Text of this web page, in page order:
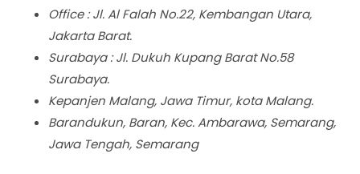
Office : Jl. Al Falah No.22, Kembangan Utara,
Jakarta Barat.
Surabaya : Jl. Dukuh Kupang Barat No.58
Surabaya.
Kepanjen Malang, Jawa Timur, kota Malang.
Barandukun, Baran, Kec. Ambarawa, Semarang,
Jawa Tengah, Semarang